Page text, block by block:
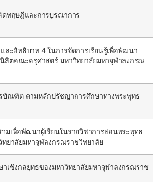
ดทฤษฎีและการบูรณาการ
ละอิทธิบาท 4 ในการจัดการเรียนรู้เพื่อพัฒนา
สิตคณะครุศาสตร์ มหาวิทยาลัยมหาจุฬาลงกรณ
ณฑิต ตามหลักปรัชญาการศึกษาทางพระพุทธ
มเพื่อพัฒนาผู้เรียนในรายวิชาการสอนพระพุทธ
ยาลัยมหาจุฬลงกรณราชวิทยาลัย
าเชิงกลยุทธของมหาวิทยาลัยมหาจุฬาลงกรณราช